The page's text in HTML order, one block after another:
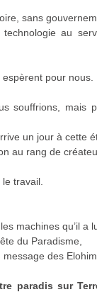
sans
au
pour nous.
souffrions, mais
un jour à cette
au rang de
travail.
machines qu’il a
du Paradisme,
des
paradis sur